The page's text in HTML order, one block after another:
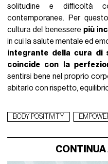
solitudine e difficoltà
contemporanee. Per
cultura del benessere più
in cui la salute mentale ed
integrante della cura di
coincide con la
sentirsi bene nel proprio
abitarlo con rispetto,
BODY POSITIVITY
CONTINUA